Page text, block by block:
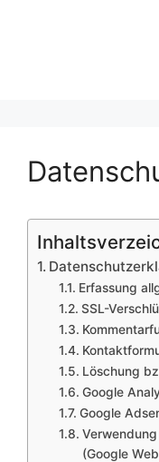
Erfassung
SSL-
Löschung
Google
Google
(Google